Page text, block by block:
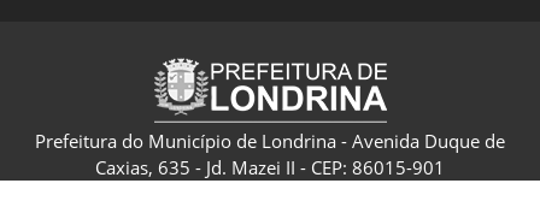
Prefeitura do Município de Londrina - Avenida Duque de
Caxias, 635 - Jd. Mazei II - CEP: 86015-901